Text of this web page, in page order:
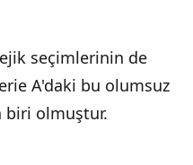
seçimlerinin de
A'daki bu olumsuz
biri olmuştur.